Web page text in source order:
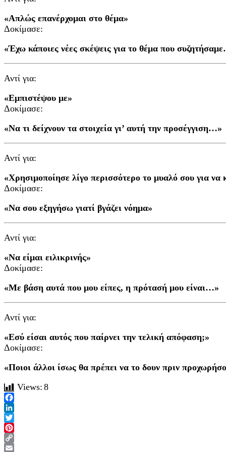
«Απλώς επανέρχομαι στο θέμα»
Δοκίμασε:
«Έχω κάποιες νέες σκέψεις για το θέμα που
Αντί για:
«Εμπιστέψου με»
Δοκίμασε:
«Να τι δείχνουν τα στοιχεία γι’ αυτή την προσέγγιση…»
Αντί για:
«Χρησιμοποίησε λίγο περισσότερο το μυαλό σου για να
Δοκίμασε:
«Να σου εξηγήσω γιατί βγάζει νόημα»
Αντί για:
«Να είμαι ειλικρινής»
Δοκίμασε:
«Με βάση αυτά που μου είπες, η πρότασή μου είναι…»
Αντί για:
«Εσύ είσαι αυτός που παίρνει την τελική απόφαση;»
Δοκίμασε:
«Ποιοι άλλοι ίσως θα πρέπει να το δουν πριν
Views: 8
Facebook
LinkedIn
Twitter
Pinterest
Copy